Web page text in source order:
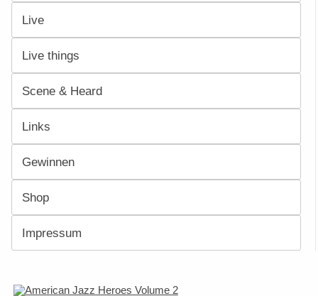
Live
Live things
Scene & Heard
Links
Gewinnen
Shop
Impressum